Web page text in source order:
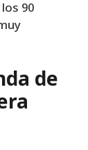
90
de